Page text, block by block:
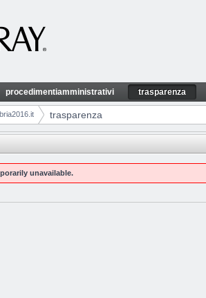
procedimentiamministrativi trasparenza
trasparenza
unavailable.